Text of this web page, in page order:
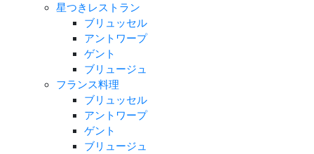
星つきレストラン
ブリュッセル
アントワープ
ゲント
ブリュージュ
フランス料理
ブリュッセル
アントワープ
ゲント
ブリュージュ